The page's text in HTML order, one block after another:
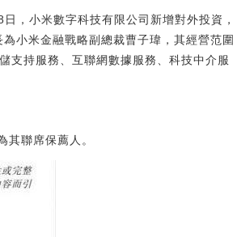
，小米數字科技有限公司新增對外投資，
小米金融戰略副總裁曹子瑋，其經營范圍
支持服務、互聯網數據服務、科技中介服
聯席保薦人。